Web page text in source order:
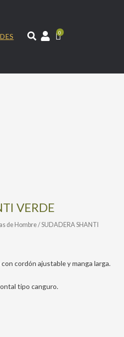
0
VERDE
de Hombre/ SUDADERA SHANTI
cordón ajustable y manga larga.
tipo canguro.